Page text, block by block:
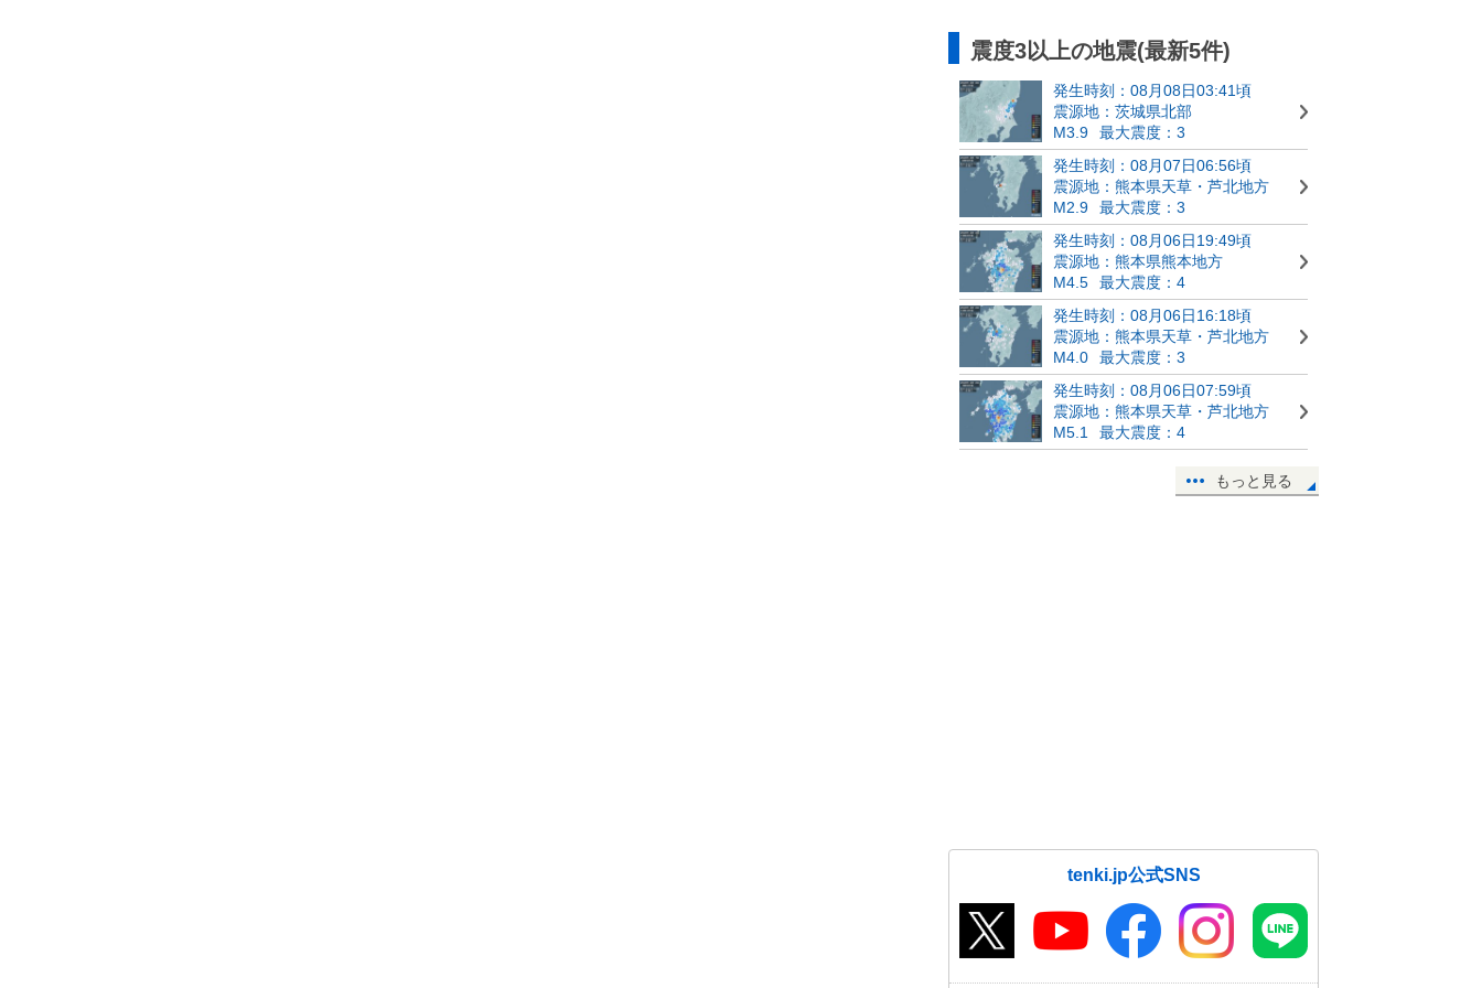
震度3以上の地震(最新5件)
発生時刻：08月08日03:41頃
震源地：茨城県北部
M3.9
最大震度：3
発生時刻：08月07日06:56頃
震源地：熊本県天草・芦北地方
M2.9
最大震度：3
発生時刻：08月06日19:49頃
震源地：熊本県熊本地方
M4.5
最大震度：4
発生時刻：08月06日16:18頃
震源地：熊本県天草・芦北地方
M4.0
最大震度：3
発生時刻：08月06日07:59頃
震源地：熊本県天草・芦北地方
M5.1
最大震度：4
もっと見る
tenki.jp公式SNS